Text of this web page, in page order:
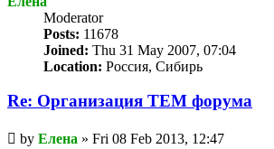
Мoderator
Posts: 11678
Joined: Thu 31 May 2007, 07:04
Location: Россия, Сибирь
Re: Организация TЕМ форума
Unread
by Елена » Fri 08 Feb 2013, 12:47